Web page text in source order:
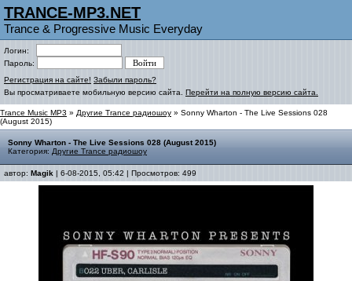
TRANCE-MP3.NET
Trance & Progressive Music Everyday
Логин:
Пароль:
Регистрация на сайте! Забыли пароль?
Вы просматриваете мобильную версию сайта. Перейти на полную версию сайта.
Trance Music MP3 » Другие Trance радиошоу » Sonny Wharton - The Live Sessions 028
(August 2015)
Sonny Wharton - The Live Sessions 028 (August 2015)
Категория: Другие Trance радиошоу
автор: Magik | 6-08-2015, 05:42 | Просмотров: 499